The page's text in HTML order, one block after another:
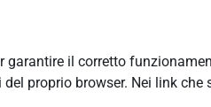
il corretto
proprio browser. Nei link